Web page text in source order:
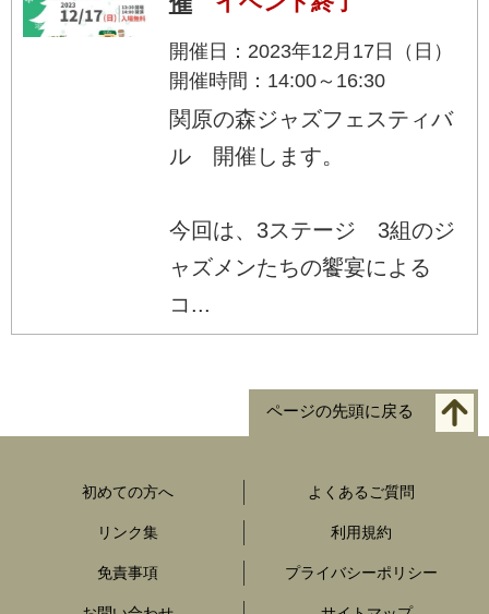
開催日：2023年12月17日（日）
開催時間：14:00～16:30
関原の森ジャズフェスティバ
ル 開催します。
今回は、3ステージ 3組のジ
ャズメンたちの饗宴による
コ...
ページの先頭に戻る
初めての方へ よくあるご質問
リンク集 利用規約
免責事項 プライバシーポリシー